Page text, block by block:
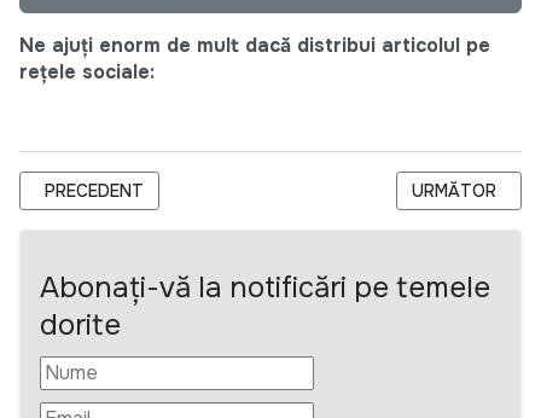
Ne ajuți enorm de mult dacă distribui articolul pe
rețele sociale:
ARTICOL PRECEDENT: AMBASADA SUA, ECO-RĂZENI ȘI
PRECEDENT ARTICOLUL
URMĂTOR
Abonați-vă la notificări pe temele
dorite